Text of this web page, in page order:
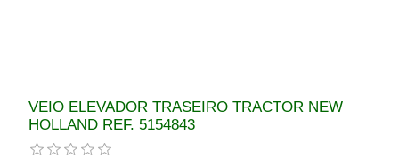
VEIO ELEVADOR TRASEIRO TRACTOR NEW
HOLLAND REF. 5154843